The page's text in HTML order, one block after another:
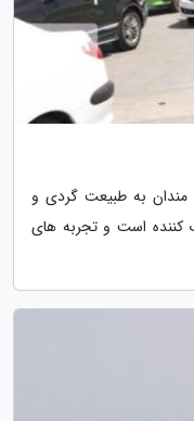
به طبیعت گردی و
کننده است و تجربه های